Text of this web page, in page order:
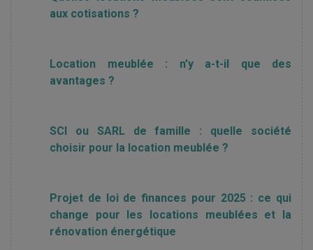
aux cotisations ?
Location meublée : n’y a-t-il que des
avantages ?
SCI ou SARL de famille : quelle société
choisir pour la location meublée ?
Projet de loi de finances pour 2025 : ce qui
change pour les locations meublées et la
rénovation énergétique